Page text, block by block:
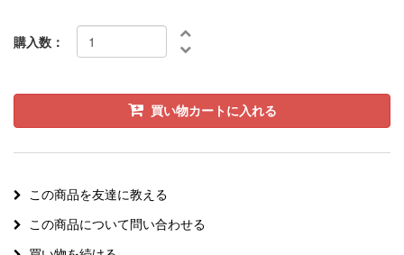
購入数：
買い物カートに入れる
この商品を友達に教える
この商品について問い合わせる